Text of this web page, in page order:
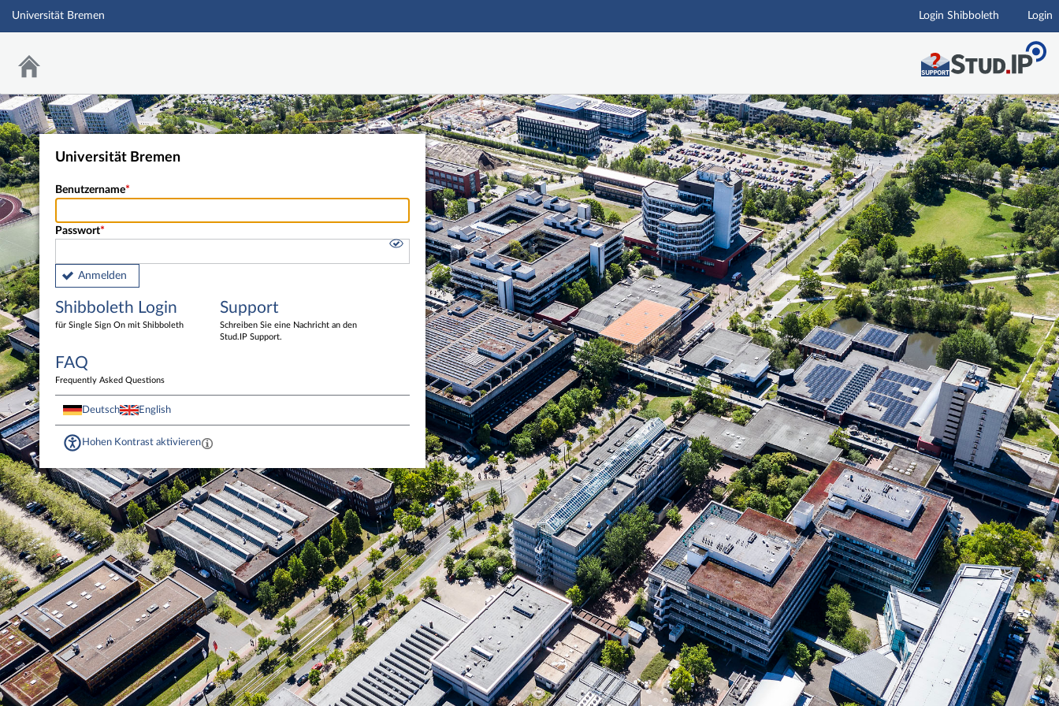
Hauptnavigation
Universität Bremen Login Shibboleth Login
Universität Bremen
Benutzername
Passwort
Anmelden
Shibboleth Login
für Single Sign On mit Shibboleth
Support
Schreiben Sie eine Nachricht an den
Stud.IP Support.
FAQ
Frequently Asked Questions
Deutsch English
Hohen Kontrast aktivieren